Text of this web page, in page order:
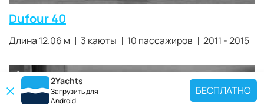
2Yachts
Загрузить для
Android
БЕСПЛАТНО
Dufour 40
Длина 12.06 м 3 каюты 10 пассажиров 2011 - 2015